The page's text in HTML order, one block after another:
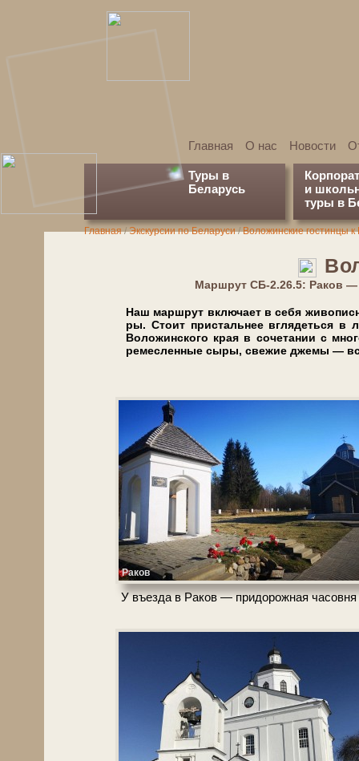
Главная О нас Новости
Туры в
Беларусь
и
туры в
Главная/Экскурсии по Бе­ла­ру­си/Воложинские гостинцы к
Марш­рут СБ-2.26.5: Раков
Наш маршрут вклю­ча­ет в се­бя
ры. Сто­ит при­сталь­нее вгля­деть­ся в
Воложинского края в со­че­та­нии с
ремесленные сыры, свежие джемы —
Раков
У въез­да в Ра­ков — придорожная ча­сов­ня